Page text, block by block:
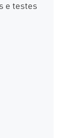
e testes